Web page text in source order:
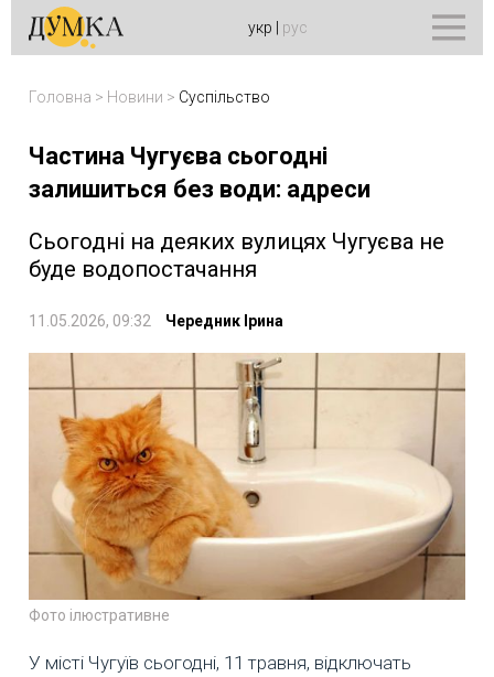
укр рус
Головна > Новини > Суспільство
Частина Чугуєва сьогодні
залишиться без води: адреси
Сьогодні на деяких вулицях Чугуєва не
буде водопостачання
11.05.2026, 09:32 Чередник Ірина
Фото ілюстративне
У місті Чугуїв сьогодні, 11 травня, відключать